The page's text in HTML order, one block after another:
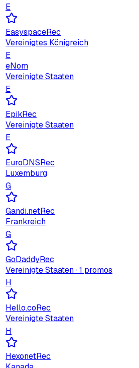
E
EasyspaceRec
Vereinigtes Königreich
E
eNom
Vereinigte Staaten
E
EpikRec
Vereinigte Staaten
E
EuroDNSRec
Luxemburg
G
Gandi.netRec
Frankreich
G
GoDaddyRec
Vereinigte Staaten· 1 promos
H
Hello.coRec
Vereinigte Staaten
H
HexonetRec